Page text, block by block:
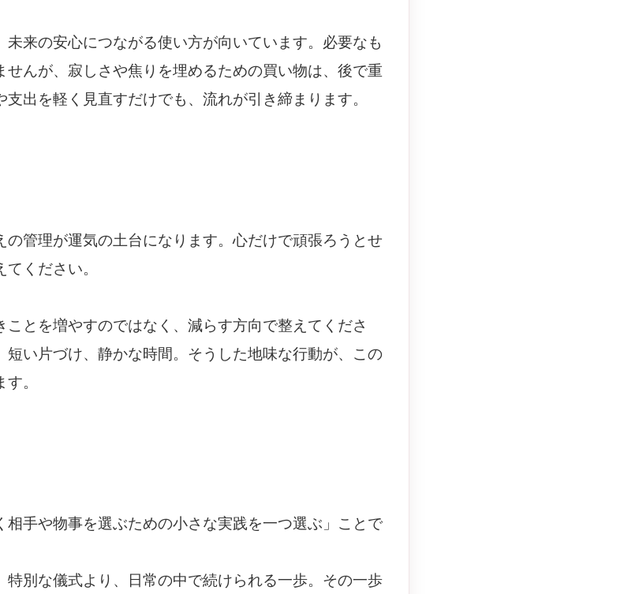
来の安心につながる使い方が向いています。必要なも
んが、寂しさや焦りを埋めるための買い物は、後で重
出を軽く見直すだけでも、流れが引き締まります。
管理が運気の土台になります。心だけで頑張ろうとせ
ください。
とを増やすのではなく、減らす方向で整えてくださ
短い片づけ、静かな時間。そうした地味な行動が、この
。
相手や物事を選ぶための小さな実践を一つ選ぶ」ことで
特別な儀式より、日常の中で続けられる一歩。その一歩